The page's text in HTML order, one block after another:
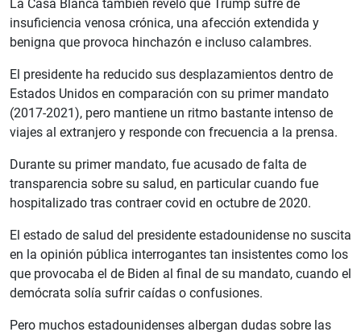
La Casa Blanca también reveló que Trump sufre de
insuficiencia venosa crónica, una afección extendida y
benigna que provoca hinchazón e incluso calambres.
El presidente ha reducido sus desplazamientos dentro de
Estados Unidos en comparación con su primer mandato
(2017-2021), pero mantiene un ritmo bastante intenso de
viajes al extranjero y responde con frecuencia a la prensa.
Durante su primer mandato, fue acusado de falta de
transparencia sobre su salud, en particular cuando fue
hospitalizado tras contraer covid en octubre de 2020.
El estado de salud del presidente estadounidense no suscita
en la opinión pública interrogantes tan insistentes como los
que provocaba el de Biden al final de su mandato, cuando el
demócrata solía sufrir caídas o confusiones.
Pero muchos estadounidenses albergan dudas sobre las